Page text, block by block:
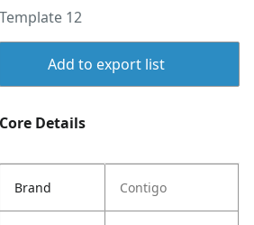
Template 12
Add to export list
Core Details
Brand Contigo